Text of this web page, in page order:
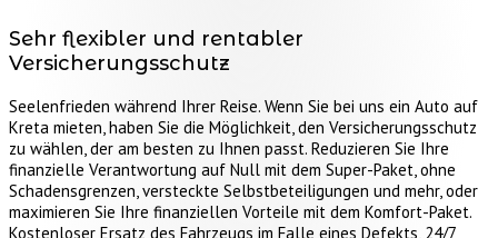
Sehr flexibler und rentabler
Versicherungsschutz
Seelenfrieden während Ihrer Reise. Wenn Sie bei uns ein Auto auf
Kreta mieten, haben Sie die Möglichkeit, den Versicherungsschutz
zu wählen, der am besten zu Ihnen passt. Reduzieren Sie Ihre
finanzielle Verantwortung auf Null mit dem Super-Paket, ohne
Schadensgrenzen, versteckte Selbstbeteiligungen und mehr, oder
maximieren Sie Ihre finanziellen Vorteile mit dem Komfort-Paket.
Kostenloser Ersatz des Fahrzeugs im Falle eines Defekts, 24/7